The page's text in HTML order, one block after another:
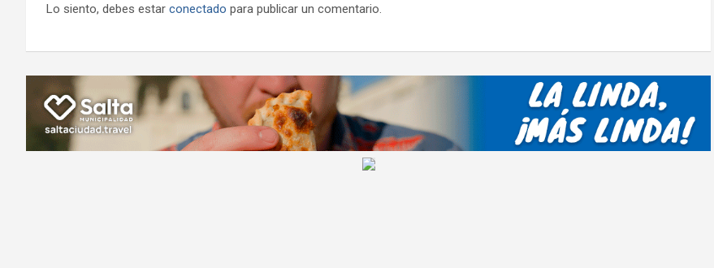
Lo siento, debes estar conectado para publicar un comentario.